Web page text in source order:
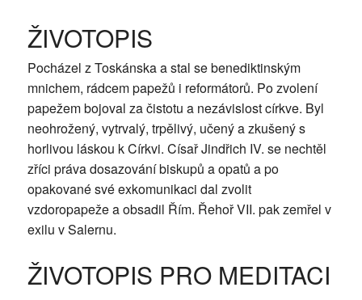
ŽIVOTOPIS
Pocházel z Toskánska a stal se benediktinským
mnichem, rádcem papežů i reformátorů. Po zvolení
papežem bojoval za čistotu a nezávislost církve. Byl
neohrožený, vytrvalý, trpělivý, učený a zkušený s
horlivou láskou k Církvi. Císař Jindřich IV. se nechtěl
zříci práva dosazování biskupů a opatů a po
opakované své exkomunikaci dal zvolit
vzdoropapeže a obsadil Řím. Řehoř VII. pak zemřel v
exilu v Salernu.
ŽIVOTOPIS PRO MEDITACI